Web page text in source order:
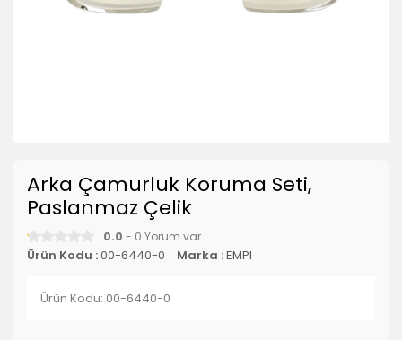
Arka Çamurluk Koruma Seti,
Paslanmaz Çelik
0.0 - 0 Yorum var.
Ürün Kodu :00-6440-0 Marka :EMPI
Ürün Kodu: 00-6440-0